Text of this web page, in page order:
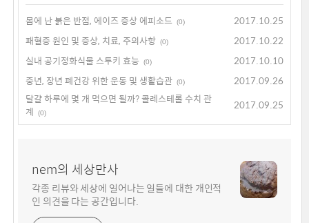
몸에 난 붉은 반점, 에이즈 증상 에피소드 (0)
2017.10.25
패혈증 원인 및 증상, 치료, 주의사항 (0)
2017.10.22
실내 공기정화식물 스투키 효능 (0)
2017.10.10
중년, 장년 폐건강 위한 운동 및 생활습관 (0)
2017.09.26
달걀 하루에 몇 개 먹으면 될까? 콜레스테롤 수치 관
계
(0)
2017.09.25
nem의 세상만사
각종 리뷰와 세상에 일어나는 일들에 대한 개인적
인 의견을 다는 공간입니다.